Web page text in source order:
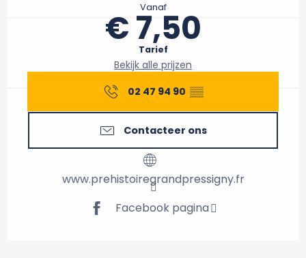
Vanaf
€ 7,50
Tarief
Bekijk alle prijzen
02 47 94 90 ▒▒
Contacteer ons
www.prehistoiregrandpressigny.fr
Facebook pagina